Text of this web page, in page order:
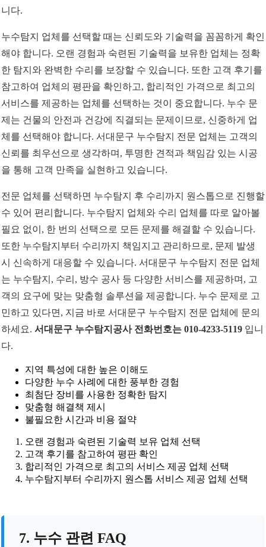
니다.
누수탐지 업체를 선택할 때는 신뢰도와 기술력을 꼼꼼하게 확인
해야 합니다. 오랜 경험과 숙련된 기술력을 보유한 업체는 정확
한 탐지와 완벽한 수리를 보장할 수 있습니다. 또한 고객 후기를
참고하여 업체의 평판을 확인하고, 합리적인 가격으로 최고의
서비스를 제공하는 업체를 선택하는 것이 중요합니다. 누수 문
제는 건물의 안전과 건강에 직결되는 문제이므로, 신중하게 업
체를 선택해야 합니다. 서대문구 누수탐지 전문 업체는 고객의
신뢰를 최우선으로 생각하며, 투명한 견적과 책임감 있는 시공
을 통해 고객 만족을 실현하고 있습니다.
전문 업체를 선택하면 누수탐지 후 수리까지 원스톱으로 진행할
수 있어 편리합니다. 누수탐지 업체와 수리 업체를 따로 알아볼
필요 없이, 한 번의 선택으로 모든 문제를 해결할 수 있습니다.
또한 누수탐지부터 수리까지 책임지고 관리하므로, 문제 발생
시 신속하게 대응할 수 있습니다. 서대문구 누수탐지 전문 업체
는 누수탐지, 수리, 방수 공사 등 다양한 서비스를 제공하며, 고
객의 요구에 맞는 맞춤형 솔루션을 제공합니다. 누수 문제로 고
민하고 있다면, 지금 바로 서대문구 누수탐지 전문 업체에 문의
하세요. 서대문구 누수탐지공사 전화번호는 010-4233-5119입니
다.
지역 특성에 대한 높은 이해도
다양한 누수 사례에 대한 풍부한 경험
최첨단 장비를 사용한 정확한 탐지
맞춤형 해결책 제시
불필요한 시간과 비용 절약
오랜 경험과 숙련된 기술력 보유 업체 선택
고객 후기를 참고하여 평판 확인
합리적인 가격으로 최고의 서비스 제공 업체 선택
누수탐지부터 수리까지 원스톱 서비스 제공 업체 선택
7. 누수 관련 FAQ